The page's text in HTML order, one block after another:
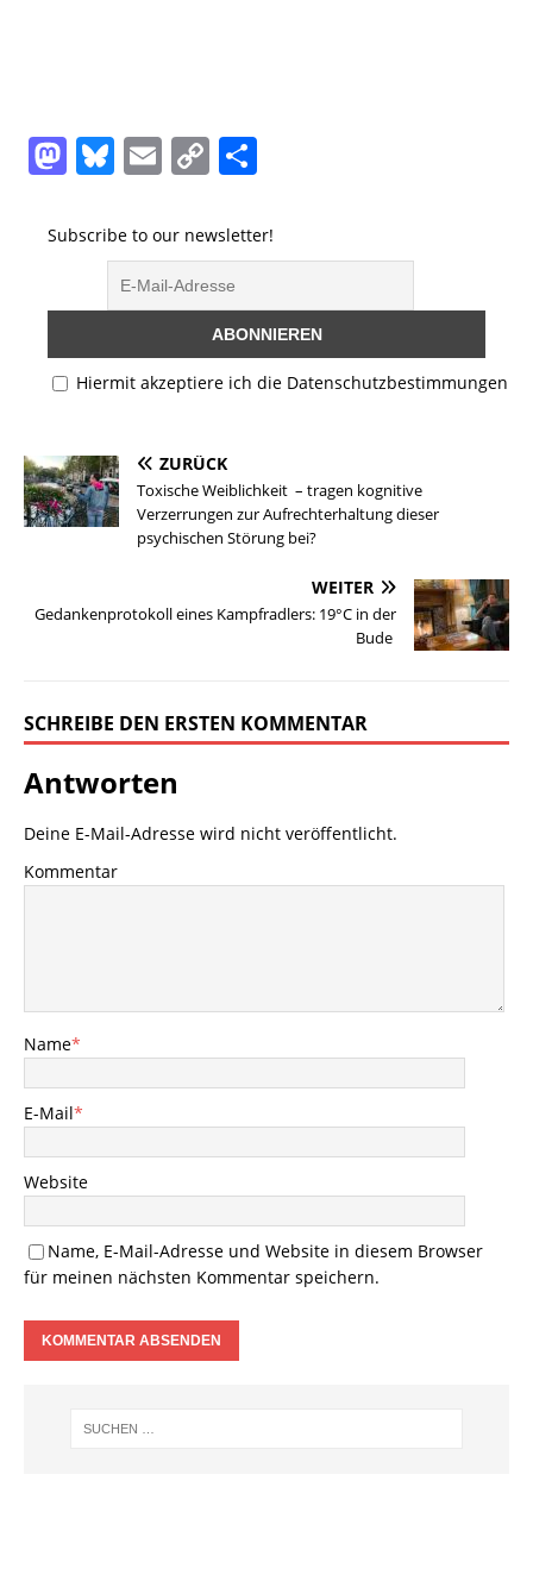
M
st
d
o
n
Bl
e
s
k
y
E
ai
l
C
p
y
Li
n
k
le
n
Subscribe to our newsletter!
Hiermit akzeptiere ich die Datenschutzbestimmungen
ZURÜCK
Toxische Weiblichkeit – tragen kognitive
Verzerrungen zur Aufrechterhaltung dieser
psychischen Störung bei?
WEITER
Gedankenprotokoll eines Kampfradlers: 19°C in der
Bude
SCHREIBE DEN ERSTEN KOMMENTAR
Antworten
Deine E-Mail-Adresse wird nicht veröffentlicht.
Kommentar
Name*
E-Mail*
Website
Name, E-Mail-Adresse und Website in diesem Browser
für meinen nächsten Kommentar speichern.